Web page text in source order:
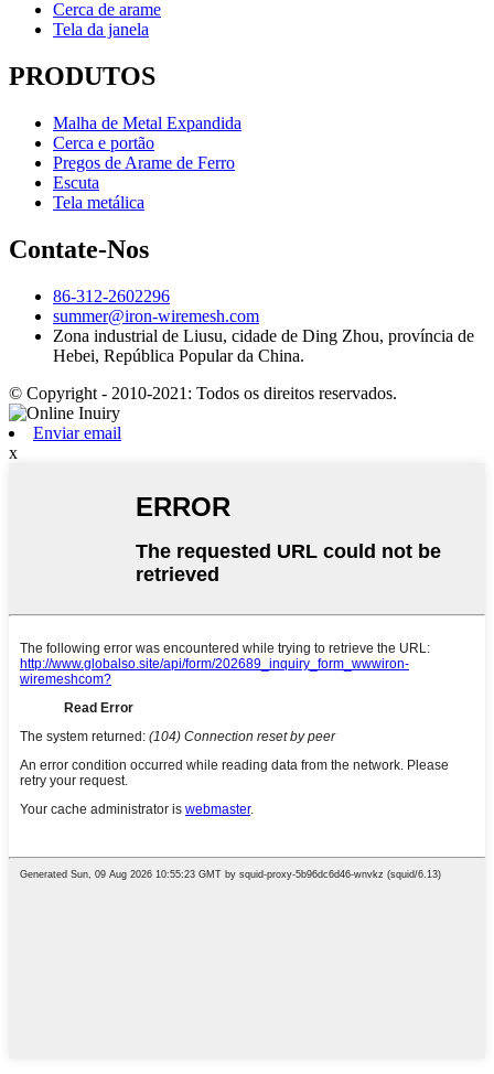
Cerca de arame
Tela da janela
PRODUTOS
Malha de Metal Expandida
Cerca e portão
Pregos de Arame de Ferro
Escuta
Tela metálica
Contate-Nos
86-312-2602296
summer@iron-wiremesh.com
Zona industrial de Liusu, cidade de Ding Zhou, província de
Hebei, República Popular da China.
© Copyright - 2010-2021: Todos os direitos reservados.
Enviar email
x